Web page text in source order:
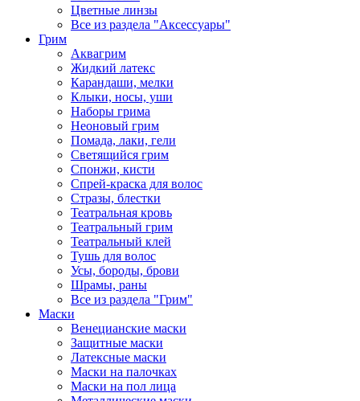
Цветные линзы
Все из раздела "Аксессуары"
Грим
Аквагрим
Жидкий латекс
Карандаши, мелки
Клыки, носы, уши
Наборы грима
Неоновый грим
Помада, лаки, гели
Светящийся грим
Спонжи, кисти
Спрей-краска для волос
Стразы, блестки
Театральная кровь
Театральный грим
Театральный клей
Тушь для волос
Усы, бороды, брови
Шрамы, раны
Все из раздела "Грим"
Маски
Венецианские маски
Защитные маски
Латексные маски
Маски на палочках
Маски на пол лица